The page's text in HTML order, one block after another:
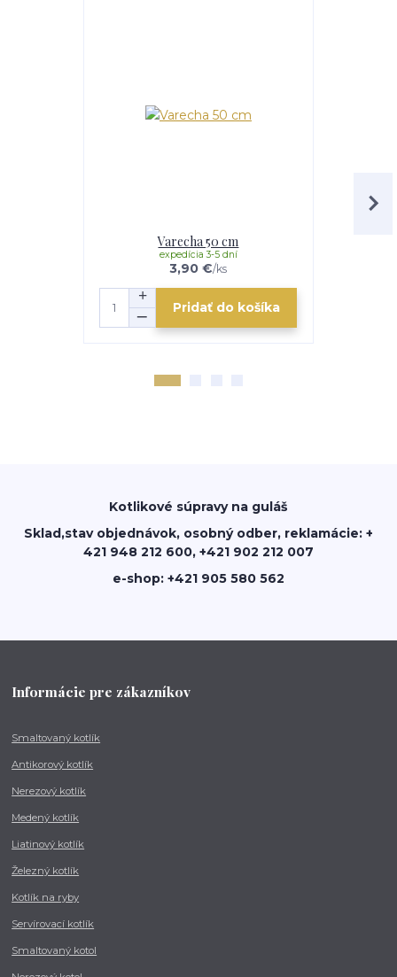
Varecha 50 cm
3,90 €/ks
expedícia 3-5 dní
Pridať do košíka
Kotlikové súpravy na guláš
Sklad,stav objednávok, osobný odber, reklamácie: +
421 948 212 600, +421 902 212 007
e-shop: +421 905 580 562
Informácie pre zákazníkov
Smaltovaný kotlík
Antikorový kotlík
Nerezový kotlík
Medený kotlík
Liatinový kotlík
Železný kotlík
Kotlík na ryby
Servírovací kotlík
Smaltovaný kotol